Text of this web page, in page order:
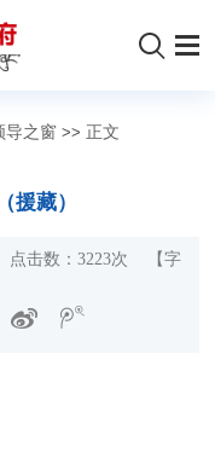
导之窗 >> 正文
援藏）
击数： 3223次
【字